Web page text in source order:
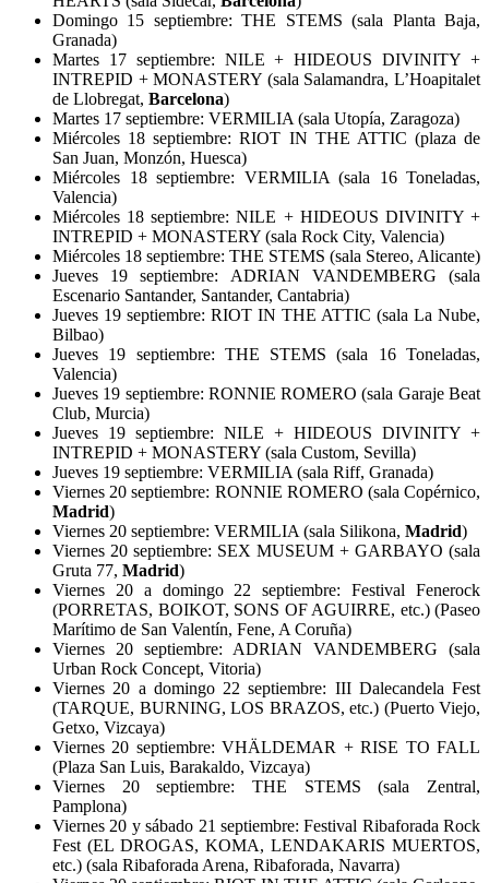
Domingo 15 septiembre: THE STEMS (sala Planta Baja,
Granada)
Martes 17 septiembre: NILE + HIDEOUS DIVINITY +
INTREPID + MONASTERY (sala Salamandra, L’Hoapitalet
de Llobregat, Barcelona)
Martes 17 septiembre: VERMILIA (sala Utopía, Zaragoza)
Miércoles 18 septiembre: RIOT IN THE ATTIC (plaza de
San Juan, Monzón, Huesca)
Miércoles 18 septiembre: VERMILIA (sala 16 Toneladas,
Valencia)
Miércoles 18 septiembre: NILE + HIDEOUS DIVINITY +
INTREPID + MONASTERY (sala Rock City, Valencia)
Miércoles 18 septiembre: THE STEMS (sala Stereo, Alicante)
Jueves 19 septiembre: ADRIAN VANDEMBERG (sala
Escenario Santander, Santander, Cantabria)
Jueves 19 septiembre: RIOT IN THE ATTIC (sala La Nube,
Bilbao)
Jueves 19 septiembre: THE STEMS (sala 16 Toneladas,
Valencia)
Jueves 19 septiembre: RONNIE ROMERO (sala Garaje Beat
Club, Murcia)
Jueves 19 septiembre: NILE + HIDEOUS DIVINITY +
INTREPID + MONASTERY (sala Custom, Sevilla)
Jueves 19 septiembre: VERMILIA (sala Riff, Granada)
Viernes 20 septiembre: RONNIE ROMERO (sala Copérnico,
Madrid)
Viernes 20 septiembre: VERMILIA (sala Silikona, Madrid)
Viernes 20 septiembre: SEX MUSEUM + GARBAYO (sala
Gruta 77, Madrid)
Viernes 20 a domingo 22 septiembre: Festival Fenerock
(PORRETAS, BOIKOT, SONS OF AGUIRRE, etc.) (Paseo
Marítimo de San Valentín, Fene, A Coruña)
Viernes 20 septiembre: ADRIAN VANDEMBERG (sala
Urban Rock Concept, Vitoria)
Viernes 20 a domingo 22 septiembre: III Dalecandela Fest
(TARQUE, BURNING, LOS BRAZOS, etc.) (Puerto Viejo,
Getxo, Vizcaya)
Viernes 20 septiembre: VHÄLDEMAR + RISE TO FALL
(Plaza San Luis, Barakaldo, Vizcaya)
Viernes 20 septiembre: THE STEMS (sala Zentral,
Pamplona)
Viernes 20 y sábado 21 septiembre: Festival Ribaforada Rock
Fest (EL DROGAS, KOMA, LENDAKARIS MUERTOS,
etc.) (sala Ribaforada Arena, Ribaforada, Navarra)